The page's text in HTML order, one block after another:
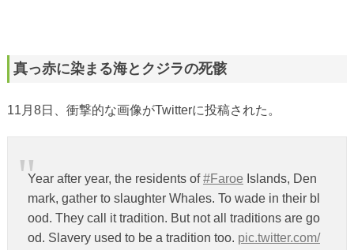
真っ赤に染まる海とクジラの死骸
11月8日、衝撃的な画像がTwitterに投稿された。
Year after year, the residents of#Faroe Islands, Den
mark, gather to slaughter Whales. To wade in their bl
ood. They call it tradition. But not all traditions are go
od. Slavery used to be a tradition too. pic.twitter.com/